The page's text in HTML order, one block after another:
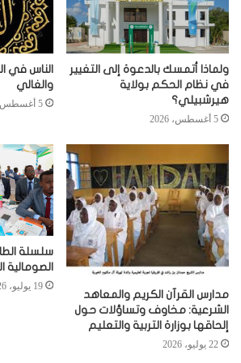
ولماذا أتمسك بالدعوة إلى التغيير
في نظام الحكم بولاية
هيرشبيلي؟
5 أغسطس، 2026
الناس في
والغالي
5 أغسطس، 2026
مدارس القرآن الكريم والمعاهد
الشرعية: مخاوف وتساؤلات حول
إلحاقها بوزارة التربية والتعليم
22 يوليو، 2026
سلسلة
الصومالية
19 يوليو، 2026